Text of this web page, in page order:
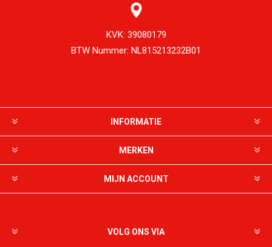
KVK: 39080179
BTW Nummer: NL815213232B01
INFORMATIE
MERKEN
MIJN ACCOUNT
VOLG ONS VIA